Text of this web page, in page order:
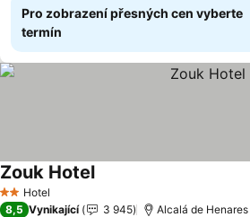
Pro zobrazení přesných cen vyberte
termín
2 Počet hvězdiček
Hotel
Zouk Hotel
8,5 Vynikající 3 945 Alcalá de Henares